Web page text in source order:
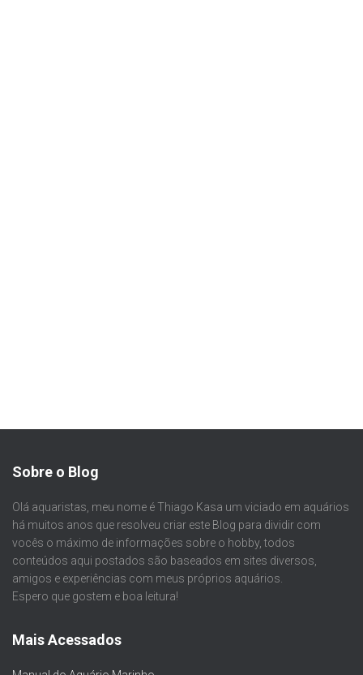
Sobre o Blog
Olá aquaristas, meu nome é Thiago Kasa um viciado em aquários
há muitos anos que resolveu criar este Blog para dividir com
vocês o máximo de informações sobre o hobby, todos
conteúdos aqui postados são baseados em sites diversos,
amigos e experiências com meus próprios aquários.
Espero que gostem e boa leitura!
Mais Acessados